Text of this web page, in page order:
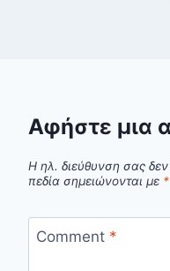
Αφήστε μια
Η ηλ. διεύθυνση σας δεν
πεδία σημειώνονται με *
Comment *